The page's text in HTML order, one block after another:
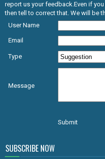
report us your feedback.Even if
then tell to correct that. We will be
User Name
Email
Type
Message
Submit
SUBSCRIBE NOW